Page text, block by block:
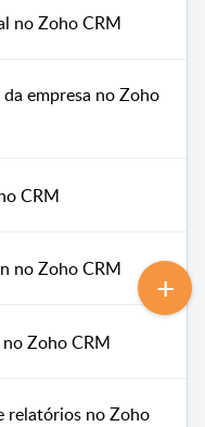
no Zoho CRM
empresa no Zoho
CRM
no Zoho CRM
Zoho CRM
relatórios no Zoho